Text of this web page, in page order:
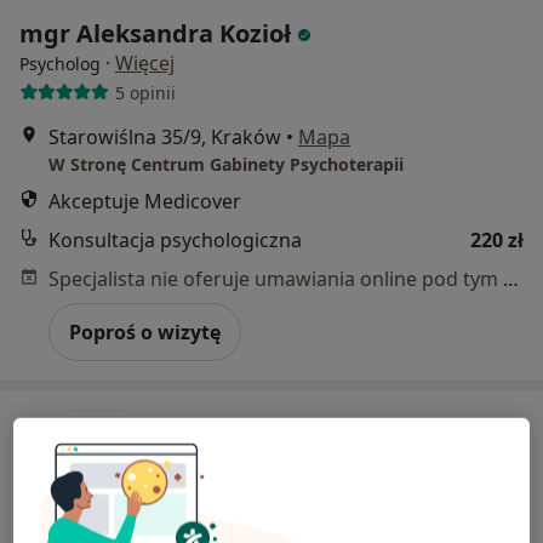
mgr Aleksandra Kozioł
Psycholog · Więcej
5 opinii
Starowiślna 35/9, Kraków • Mapa
W Stronę Centrum Gabinety Psychoterapii
Akceptuje Medicover
Konsultacja psychologiczna
220 zł
Specjalista nie oferuje umawiania online pod tym adresem.
Poproś o wizytę